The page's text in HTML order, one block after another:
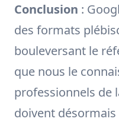
Conclusion :
des formats
bouleversant le
que nous le
professionnels de
doivent